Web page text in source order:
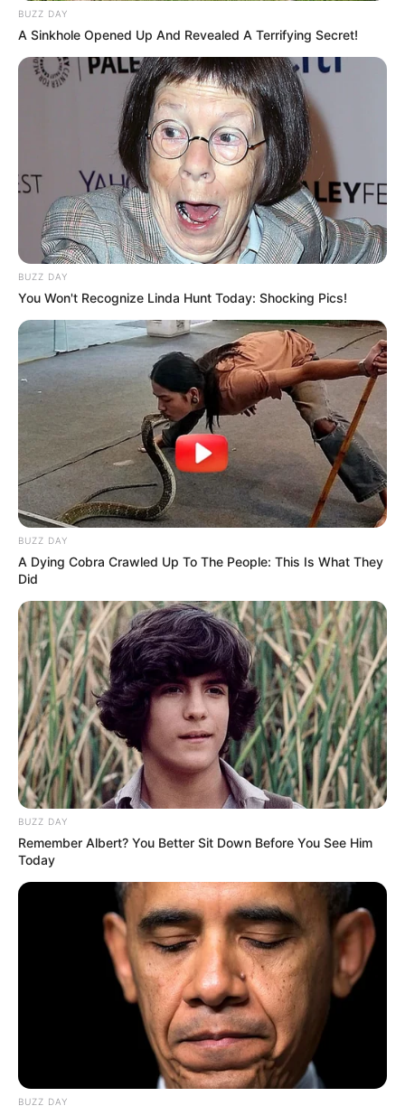
BUZZ DAY
A Sinkhole Opened Up And Revealed A Terrifying Secret!
BUZZ DAY
You Won't Recognize Linda Hunt Today: Shocking Pics!
BUZZ DAY
A Dying Cobra Crawled Up To The People: This Is What They
Did
BUZZ DAY
Remember Albert? You Better Sit Down Before You See Him
Today
BUZZ DAY